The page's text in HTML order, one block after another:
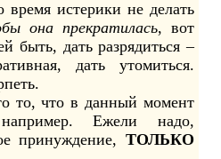
истерики не делать
она прекратилась, вот
быть, дать разрядиться –
дать утомиться.
что в данный момент
Ежели надо,
принуждение, ТОЛЬКО